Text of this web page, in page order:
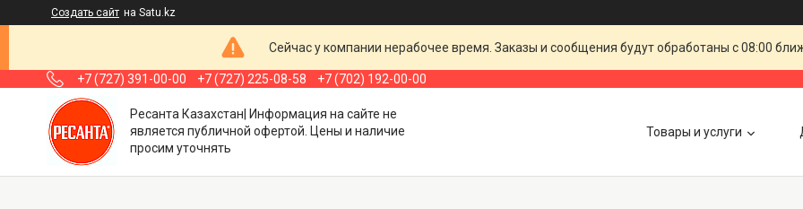
Создать сайт на Satu.kz
Сейчас у компании нерабочее время. Заказы и сообщения будут обработаны с 08:00
+7 (727) 391-00-00 +7 (727) 225-08-58 +7 (702) 192-00-00
Ресанта Казахстан| Информация на сайте не
является публичной офертой. Цены и наличие
просим уточнять
Товары и услуги